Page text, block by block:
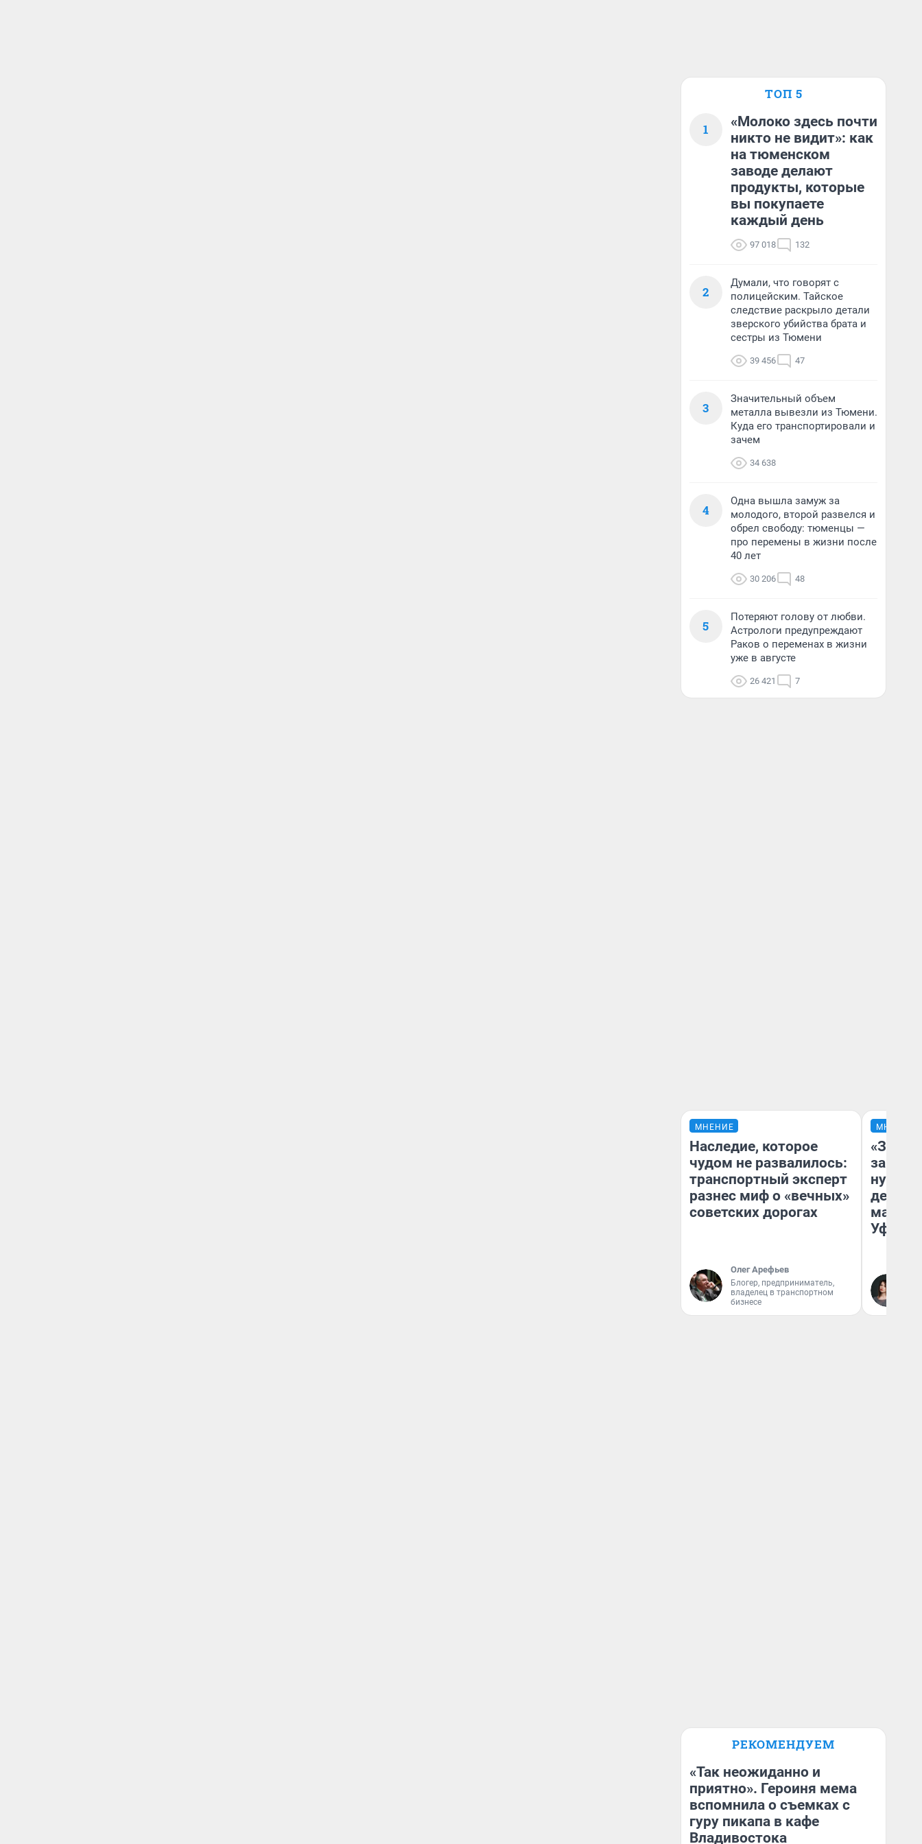
ТОП 5
1
«Молоко здесь почти
никто не видит»: как
на тюменском
заводе делают
продукты, которые
вы покупаете
каждый день
97 018 132
2
Думали, что говорят с
полицейским. Тайское
следствие раскрыло детали
зверского убийства брата и
сестры из Тюмени
39 456 47
3
Значительный объем
металла вывезли из Тюмени.
Куда его транспортировали и
зачем
34 638
4
Одна вышла замуж за
молодого, второй развелся и
обрел свободу: тюменцы —
про перемены в жизни после
40 лет
30 206 48
5
Потеряют голову от любви.
Астрологи предупреждают
Раков о переменах в жизни
уже в августе
26 421 7
МНЕНИЕ
Наследие, которое
чудом не развалилось:
транспортный эксперт
разнес миф о «вечных»
советских дорогах
Олег Арефьев
Блогер, предприниматель,
владелец в транспортном
бизнесе
МНЕНИЕ
дела с
Уфа
РЕКОМЕНДУЕМ
«Так неожиданно и
приятно». Героиня мема
вспомнила о съемках с
гуру пикапа в кафе
Владивостока